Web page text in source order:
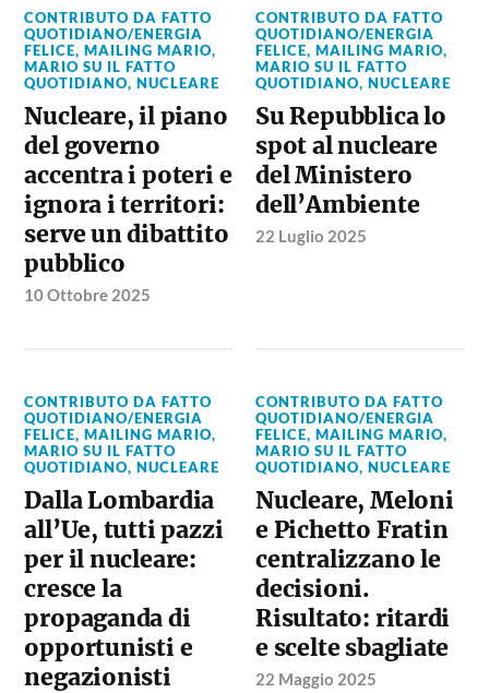
CONTRIBUTO DA FATTO
QUOTIDIANO/ENERGIA
FELICE,MAILING MARIO,
MARIO SU IL FATTO
QUOTIDIANO,NUCLEARE
Nucleare, il piano
del governo
accentra i poteri e
ignora i territori:
serve un dibattito
pubblico
10 Ottobre 2025
CONTRIBUTO DA FATTO
QUOTIDIANO/ENERGIA
FELICE,MAILING MARIO,
MARIO SU IL FATTO
QUOTIDIANO,NUCLEARE
Su Repubblica lo
spot al nucleare
del Ministero
dell’Ambiente
22 Luglio 2025
CONTRIBUTO DA FATTO
QUOTIDIANO/ENERGIA
FELICE,MAILING MARIO,
MARIO SU IL FATTO
QUOTIDIANO,NUCLEARE
Dalla Lombardia
all’Ue, tutti pazzi
per il nucleare:
cresce la
propaganda di
opportunisti e
negazionisti
CONTRIBUTO DA FATTO
QUOTIDIANO/ENERGIA
FELICE,MAILING MARIO,
MARIO SU IL FATTO
QUOTIDIANO,NUCLEARE
Nucleare, Meloni
e Pichetto Fratin
centralizzano le
decisioni.
Risultato: ritardi
e scelte sbagliate
22 Maggio 2025